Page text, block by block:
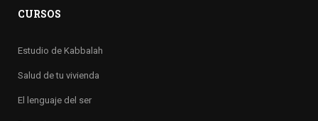
CURSOS
Estudio de Kabbalah
Salud de tu vivienda
El lenguaje del ser